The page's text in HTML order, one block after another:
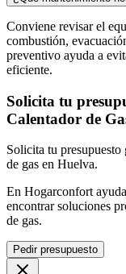
Conviene revisar el
combustión,
preventivo ayuda a
eficiente.
Solicita tu
Calentador de
Solicita tu
de gas en Huelva.
En Hogarconfort
encontrar soluciones
de gas.
Pedir presupuesto